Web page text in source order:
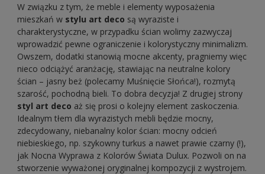
W związku z tym, że meble i elementy wyposażenia
mieszkań w stylu art deco są wyraziste i
charakterystyczne, w przypadku ścian wolimy zazwyczaj
wprowadzić pewne ograniczenie i kolorystyczny minimalizm.
Owszem, dodatki stanowią mocne akcenty, pragniemy więc
nieco odciążyć aranżację, stawiając na neutralne kolory
ścian – jasny beż (polecamy Muśnięcie Słońca!), rozmytą
szarość, pochodną bieli. To dobra decyzja! Z drugiej strony
styl art deco aż się prosi o kolejny element zaskoczenia.
Idealnym tłem dla wyrazistych mebli będzie mocny,
zdecydowany, niebanalny kolor ścian: mocny odcień
niebieskiego, np. szykowny turkus a nawet prawie czarny (!),
jak Nocna Wyprawa z Kolorów Świata Dulux. Pozwoli on na
stworzenie wyważonej oryginalnej kompozycji z wystrojem.